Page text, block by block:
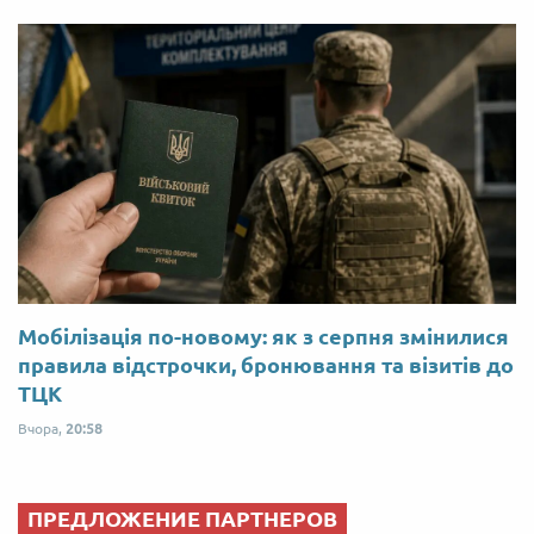
Мобілізація по-новому: як з серпня змінилися
правила відстрочки, бронювання та візитів до
ТЦК
Вчора, 20:58
ПРЕДЛОЖЕНИЕ ПАРТНЕРОВ